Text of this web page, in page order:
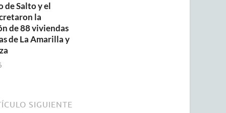
de Salto y el
la
de 88 viviendas
de La Amarilla y
SIGUIENTE